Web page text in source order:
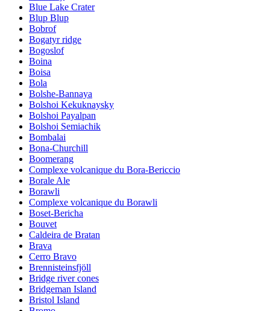
Blue Lake Crater
Blup Blup
Bobrof
Bogatyr ridge
Bogoslof
Boina
Boisa
Bola
Bolshe-Bannaya
Bolshoi Kekuknaysky
Bolshoi Payalpan
Bolshoi Semiachik
Bombalai
Bona-Churchill
Boomerang
Complexe volcanique du Bora-Bericcio
Borale Ale
Borawli
Complexe volcanique du Borawli
Boset-Bericha
Bouvet
Caldeira de Bratan
Brava
Cerro Bravo
Brennisteinsfjöll
Bridge river cones
Bridgeman Island
Bristol Island